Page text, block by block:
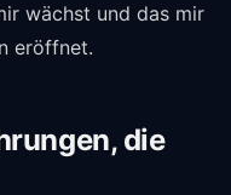
wächst und das mir
eröffnet.
die